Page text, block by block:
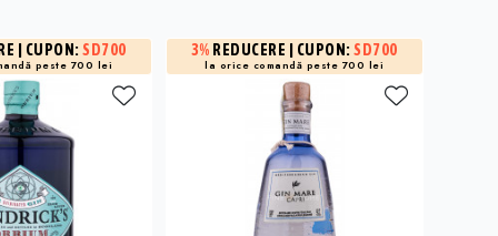
| CUPON:SD700
peste 700 lei
3% REDUCERE | CUPON:SD700
la orice comandă peste 700 lei